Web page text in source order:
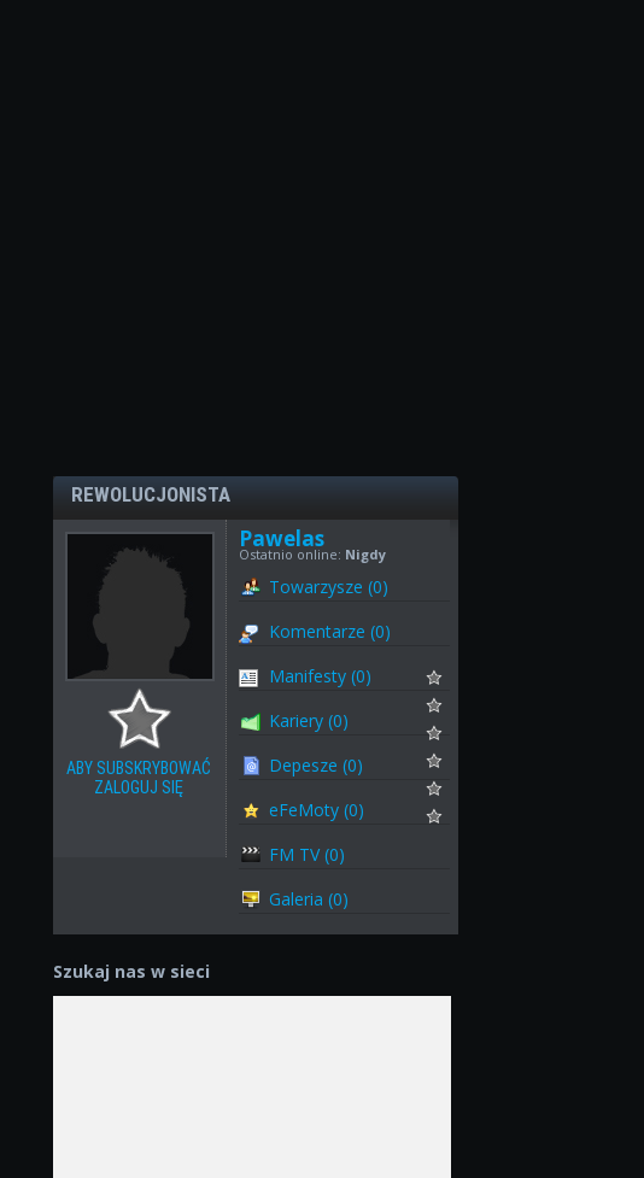
REWOLUCJONISTA
ABY SUBSKRYBOWAĆ
ZALOGUJ SIĘ
Pawelas
Ostatnio online: Nigdy
Towarzysze (0)
Komentarze (0)
Manifesty (0)
Kariery (0)
Depesze (0)
eFeMoty (0)
FM TV (0)
Galeria (0)
Szukaj nas w sieci